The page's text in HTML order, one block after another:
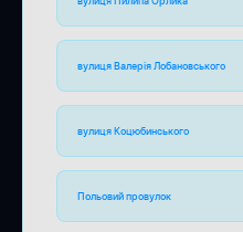
вулиця Валерія Лобановського
вулиця Коцюбинського
Польовий провулок